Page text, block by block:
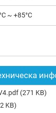
~ +85°C
(271 KB)
KB)